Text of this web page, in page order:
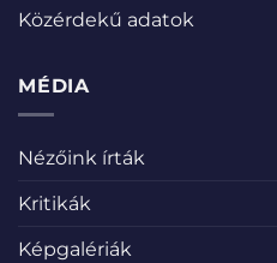
Közérdekű adatok
MÉDIA
Nézőink írták
Kritikák
Képgalériák